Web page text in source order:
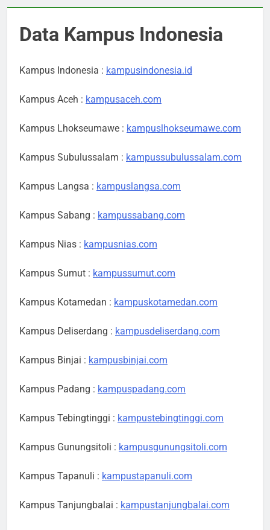
Data Kampus Indonesia
Kampus Indonesia : kampusindonesia.id
Kampus Aceh : kampusaceh.com
Kampus Lhokseumawe : kampuslhokseumawe.com
Kampus Subulussalam : kampussubulussalam.com
Kampus Langsa : kampuslangsa.com
Kampus Sabang : kampussabang.com
Kampus Nias : kampusnias.com
Kampus Sumut : kampussumut.com
Kampus Kotamedan : kampuskotamedan.com
Kampus Deliserdang : kampusdeliserdang.com
Kampus Binjai : kampusbinjai.com
Kampus Padang : kampuspadang.com
Kampus Tebingtinggi : kampustebingtinggi.com
Kampus Gunungsitoli : kampusgunungsitoli.com
Kampus Tapanuli : kampustapanuli.com
Kampus Tanjungbalai : kampustanjungbalai.com